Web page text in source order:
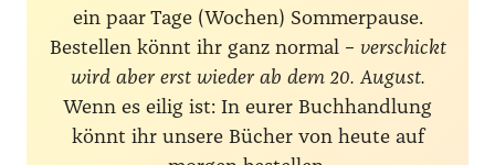
ein paar Tage (Wochen) Sommerpause.
Bestellen könnt ihr ganz normal – verschickt
wird aber erst wieder ab dem 20. August.
Wenn es eilig ist: In eurer Buchhandlung
könnt ihr unsere Bücher von heute auf